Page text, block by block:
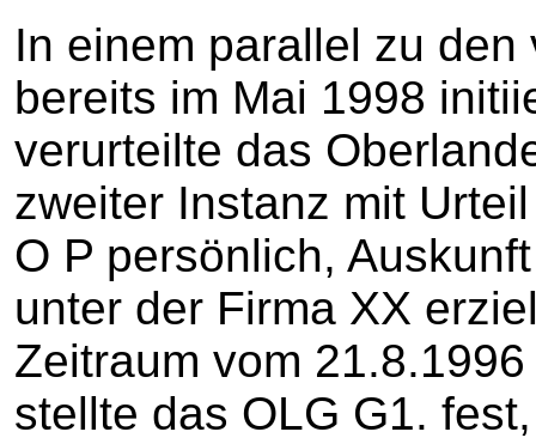
In einem parallel zu
bereits im Mai 1998
verurteilte das
zweiter Instanz mit
O P persönlich,
unter der Firma XX
Zeitraum vom
stellte das OLG G1.